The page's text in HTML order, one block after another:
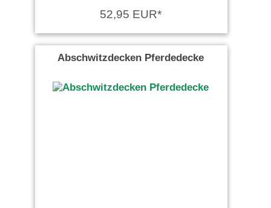
52,95 EUR*
Abschwitzdecken Pferdedecke